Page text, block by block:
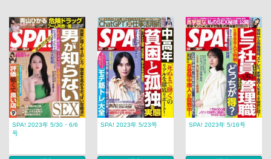
SPA! 2023年 5/30・6/6
号
SPA! 2023年 5/23号 SPA! 2023年 5/16号